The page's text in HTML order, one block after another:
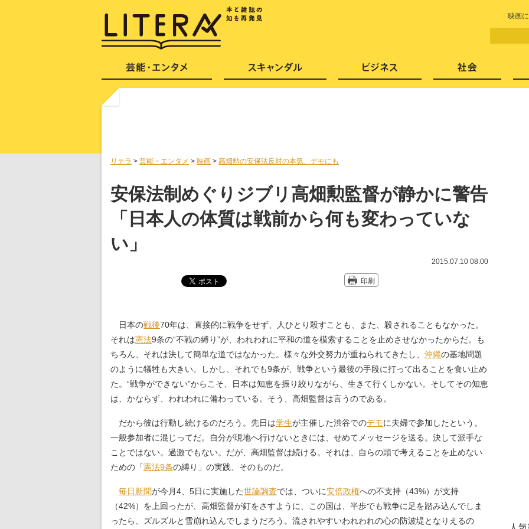
映画
リテラ > 芸能・エンタメ > 映画 > 高畑勲の安保法反対の本気、デモにも
安保法制めぐりジブリ高畑勲監督が静かに警告
「日本人の体質は戦前から何も変わっていな
い」
2015.07.10 08:00
印刷
日本の戦後70年は、直接的に戦争をせず、人ひとり殺すことも、また、殺されることもなかった。
それは憲法9条の“不戦の縛り”が、われわれに平和の道を模索することを止めさせなかったからだ。も
ちろん、それは決して簡単な道ではなかった。様々な外交努力が重ねられてきたし、 沖縄の基地問題
のように犠牲も大きい。しかし、それでも9条が、戦争という最後の手段に打って出ることを食い止め
た。“戦争ができない”からこそ、日本は知恵を振り絞りながら、生きて行くしかない。そしてその知恵
は、かならず、われわれに備わっている。そう、高畑監督は言うのである。
だから彼は行動し続けるのだろう。先日は学生が主催した渋谷でのデモに夫婦で参加したという。
一般参加者に混じってだ。自分が現地へ行けないときには、せめてメッセージを送る。決して派手な
ことではない。過激でもない。だが、高畑監督は続ける。それは、自らの頭で考えることを止めない
ための「憲法9条の縛り」の実践、そのものだ。
毎日新聞が今月4、5日に実施した世論調査では、ついに安倍政権への不支持（43%）が支持
（42%）を上回ったが、高畑監督が釘をさすように、この国は、半歩でも戦争に足を踏み込んでしま
ったら、ズルズルと雪崩れ込んでしまうだろう。流されやすいわれわれの心の防波堤となりえるの
芸能・エンタメ スキャンダル